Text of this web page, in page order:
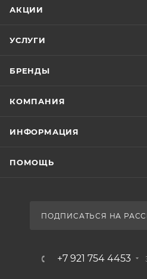
АКЦИИ
УСЛУГИ
БРЕНДЫ
КОМПАНИЯ
ИНФОРМАЦИЯ
ПОМОЩЬ
ПОДПИСАТЬСЯ НА
+7 921 754 4453